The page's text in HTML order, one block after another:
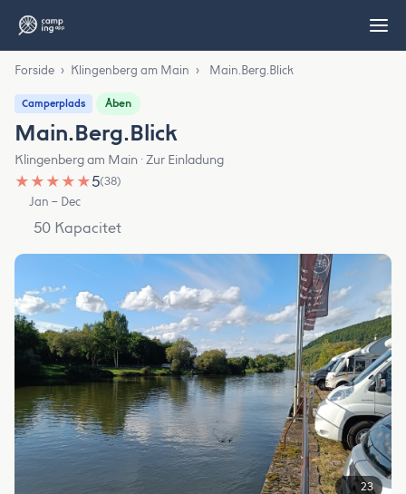
Forside › Klingenberg am Main › Main.Berg.Blick
Camperplads Åben
Main.Berg.Blick
Klingenberg am Main · Zur Einladung
★ ★ ★ ★ ★5(38)
Jan – Dec
50 Kapacitet
23